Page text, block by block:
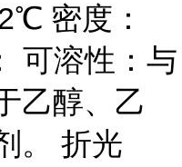
密度：
可溶性：与
乙醇、乙
。 折光